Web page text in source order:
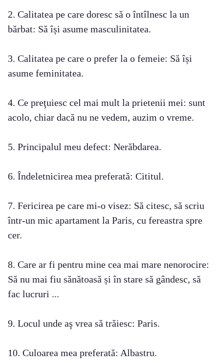
2. Calitatea pe care doresc să o întîlnesc la un
bărbat: Să își asume masculinitatea.
3. Calitatea pe care o prefer la o femeie: Să își
asume feminitatea.
4. Ce preţuiesc cel mai mult la prietenii mei: sunt
acolo, chiar dacă nu ne vedem, auzim o vreme.
5. Principalul meu defect: Nerăbdarea.
6. Îndeletnicirea mea preferată: Cititul.
7. Fericirea pe care mi-o visez: Să citesc, să scriu
într-un mic apartament la Paris, cu fereastra spre
cer.
8. Care ar fi pentru mine cea mai mare nenorocire:
Să nu mai fiu sănătoasă și în stare să gândesc, să
fac lucruri ...
9. Locul unde aş vrea să trăiesc: Paris.
10. Culoarea mea preferată: Albastru.